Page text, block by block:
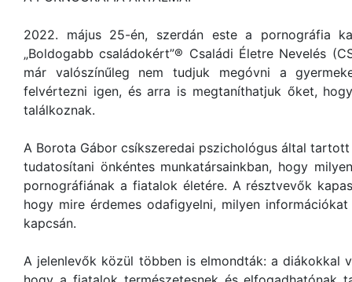
2022. május 25-én, szerdán este a pornográfia
„Boldogabb családokért”® Családi Életre Nevelés
már valószínűleg nem tudjuk megóvni a
felvértezni igen, és arra is megtaníthatjuk őket,
találkoznak.
A Borota Gábor csíkszeredai pszichológus által
tudatosítani önkéntes munkatársainkban, hogy
pornográfiának a fiatalok életére. A résztvevők
hogy mire érdemes odafigyelni, milyen
kapcsán.
A jelenlevők közül többen is elmondták: a diákokkal